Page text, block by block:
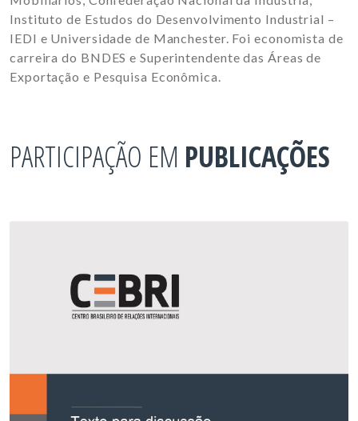
Instituto de Estudos do Desenvolvimento Industrial –
IEDI e Universidade de Manchester. Foi economista de
carreira do BNDES e Superintendente das Áreas de
Exportação e Pesquisa Econômica.
PARTICIPAÇÃO EM PUBLICAÇÕES